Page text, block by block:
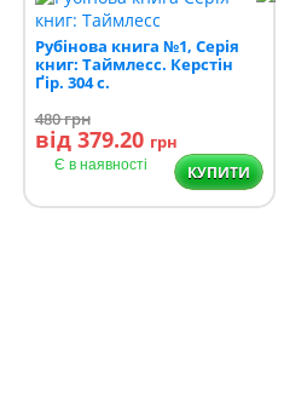
Рубінова книга №1, Серія
книг: Таймлесс. Керстін
Ґір. 304 с.
480грн
від 379.20 грн
Є в наявності КУПИТИ